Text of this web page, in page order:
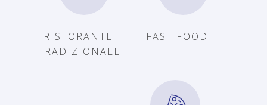
RISTORANTE
TRADIZIONALE
FAST FOOD